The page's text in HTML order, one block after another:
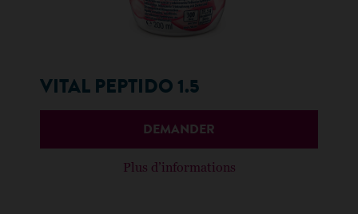
VITAL PEPTIDO 1.5
DEMANDER
Plus d’informations